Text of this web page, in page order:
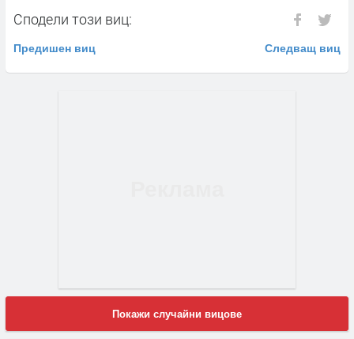
Сподели този виц:
Предишен виц Следващ виц
Покажи случайни вицове